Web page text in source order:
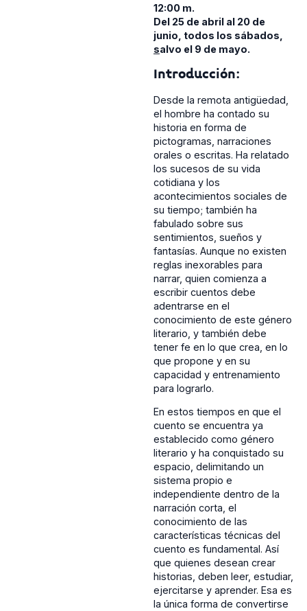
12:00 m.
Del 25 de abril al 20 de
junio, todos los sábados,
salvo el 9 de mayo.
Introducción:
Desde la remota antigüedad,
el hombre ha contado su
historia en forma de
pictogramas, narraciones
orales o escritas. Ha relatado
los sucesos de su vida
cotidiana y los
acontecimientos sociales de
su tiempo; también ha
fabulado sobre sus
sentimientos, sueños y
fantasías. Aunque no existen
reglas inexorables para
narrar, quien comienza a
escribir cuentos debe
adentrarse en el
conocimiento de este género
literario, y también debe
tener fe en lo que crea, en lo
que propone y en su
capacidad y entrenamiento
para lograrlo.
En estos tiempos en que el
cuento se encuentra ya
establecido como género
literario y ha conquistado su
espacio, delimitando un
sistema propio e
independiente dentro de la
narración corta, el
conocimiento de las
características técnicas del
cuento es fundamental. Así
que quienes desean crear
historias, deben leer, estudiar,
ejercitarse y aprender. Esa es
la única forma de convertirse